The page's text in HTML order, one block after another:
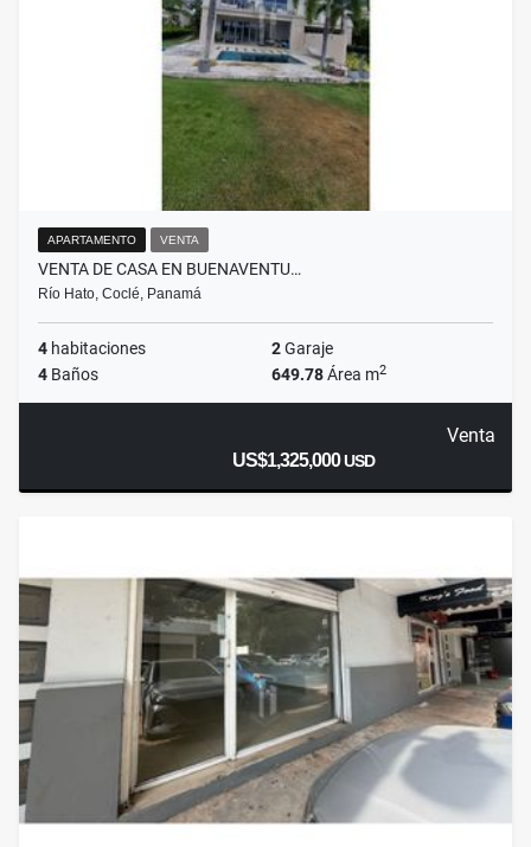
APARTAMENTO VENTA
VENTA DE CASA EN BUENAVENTU…
Río Hato, Coclé, Panamá
4 habitaciones 2Garaje
4 Baños 649.78Área m2
Venta
US$1,325,000USD